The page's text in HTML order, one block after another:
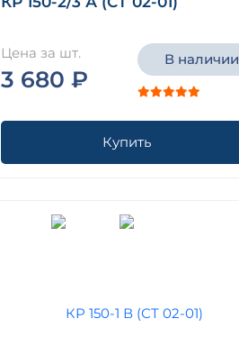
Цена за шт.
3 680 ₽
В наличии
Купить